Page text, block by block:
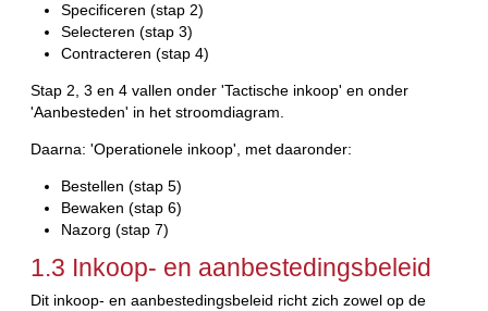
Specificeren (stap 2)
Selecteren (stap 3)
Contracteren (stap 4)
Stap 2, 3 en 4 vallen onder 'Tactische inkoop' en onder
'Aanbesteden' in het stroomdiagram.
Daarna: 'Operationele inkoop', met daaronder:
Bestellen (stap 5)
Bewaken (stap 6)
Nazorg (stap 7)
1.3 Inkoop- en aanbestedingsbeleid
Dit inkoop- en aanbestedingsbeleid richt zich zowel op de